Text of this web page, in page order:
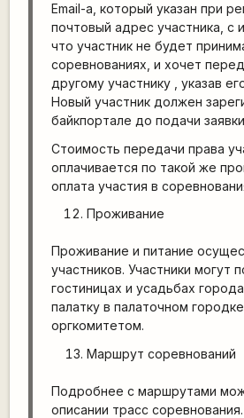
Email-а, который указан при
почтовый адрес участника, с
что участник не будет
соревнованиях, и хочет
другому участнику , указав
Новый участник должен
байкпортале до подачи
Стоимость передачи права
оплачивается по такой же
оплата участия в
Проживание
Проживание и питание
участников. Участники могут
гостиницах и усадьбах
палатку в палаточном
оргкомитетом.
Маршрут соревнований
Подробнее с маршрутами
описании трасс соревнования.